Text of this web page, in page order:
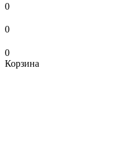
0
0
0
Корзина